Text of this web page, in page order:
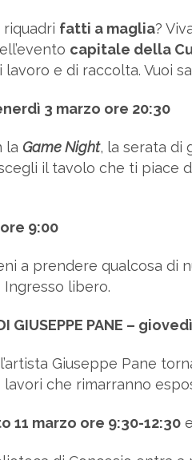
fatti a maglia?
capitale della
e di raccolta. Vuoi
3 marzo ore 20:30
la Game Night, la serata di
il tavolo che ti piace
9:00
a prendere qualcosa
libero.
GIUSEPPE PANE –
Giuseppe Pane
che rimarranno
11 marzo ore 9:30-12:30